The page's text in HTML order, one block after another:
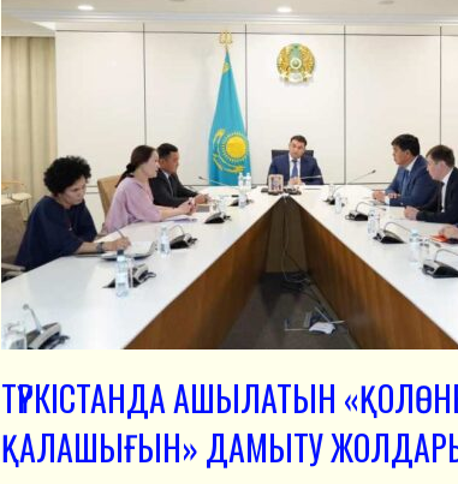
ТҮРКІСТАНДА АШЫЛАТЫН
ҚАЛАШЫҒЫН» ДАМЫТУ